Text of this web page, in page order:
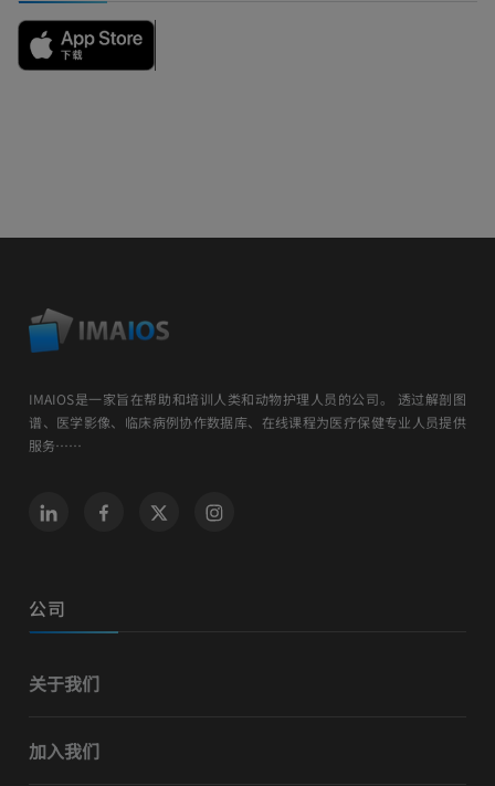
IMAIOS是一家旨在帮助和培训人类和动物护理人员的公司。 透过解剖图
谱、医学影像、临床病例协作数据库、在线课程为医疗保健专业人员提供
服务……
公司
关于我们
加入我们